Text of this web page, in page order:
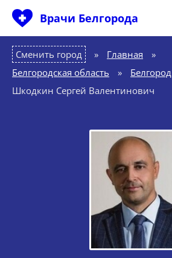
Врачи Белгорода
Сменить город Главная
»
Белгородская область
» Белгород
Шкодкин Сергей Валентинович